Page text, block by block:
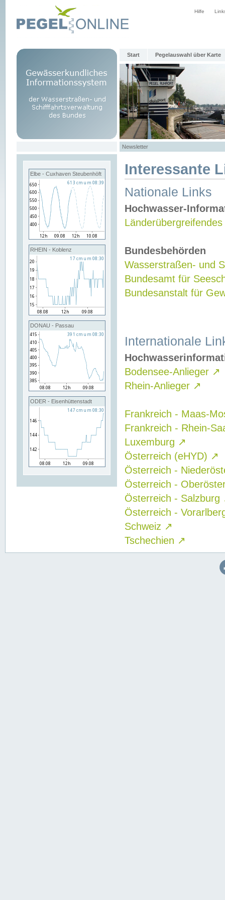
Hilfe
Start Pegelauswahl über Karte
Newsletter
Elbe - Cuxhaven Steubenhöft
RHEIN - Koblenz
DONAU - Passau
ODER - Eisenhüttenstadt
Interessante
Nationale Links
Hochwasser-
Bundesbehörden
Wasserstraßen- und
Bundesamt für
Bundesanstalt für
Internationale
Bodensee-Anlieger ↗
Rhein-Anlieger ↗
Frankreich - Maas-
Frankreich - Rhein-
Luxemburg ↗
Österreich (eHYD) ↗
Österreich -
Österreich -
Österreich - Salzburg
Österreich -
Schweiz ↗
Tschechien ↗